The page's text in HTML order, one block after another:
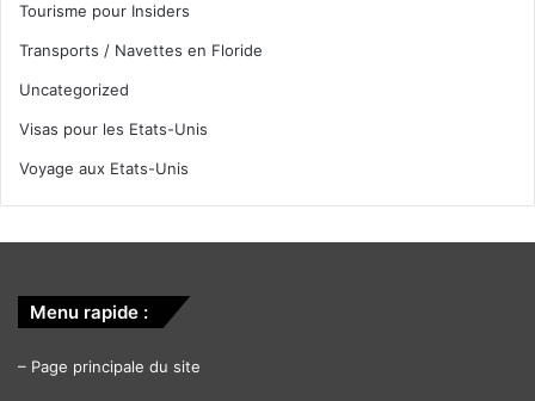
Tourisme pour Insiders
Transports / Navettes en Floride
Uncategorized
Visas pour les Etats-Unis
Voyage aux Etats-Unis
Menu rapide :
– Page principale du site